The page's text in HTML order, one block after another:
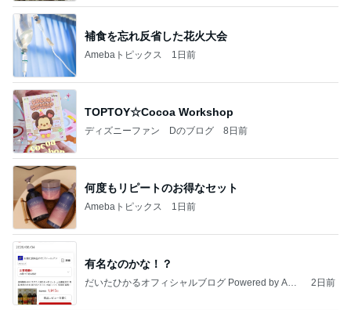
補食を忘れ反省した花火大会
Amebaトピックス 1日前
TOPTOY☆Cocoa Workshop
ディズニーファン Dのブログ 8日前
何度もリピートのお得なセット
Amebaトピックス 1日前
有名なのかな！？
だいたひかるオフィシャルブログ Powered by Ame
2日前